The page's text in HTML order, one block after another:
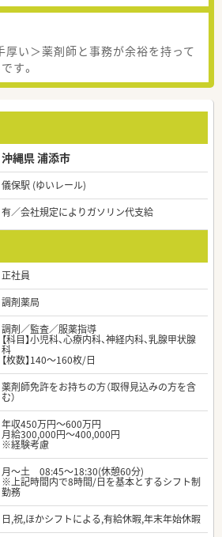
厚い＞薬剤師と事務が余裕を持って
す。
沖縄県 浦添市
儀保駅 (ゆいレール)
有／会社規定によりガソリン代支給
正社員
調剤薬局
調剤／監査／服薬指導
【科目】小児科、心療内科、神経内科、乳腺甲状腺
科
【枚数】140～160枚/日
薬剤師免許をお持ちの方（取得見込みの方を含
む）
年収450万円～600万円
月給300,000円～400,000円
※経験考慮
月～土 08:45～18:30(休憩60分)
※上記時間内で8時間/日を基本とするシフト制
勤務
日,祝,ほかシフトによる,有給休暇,年末年始休暇